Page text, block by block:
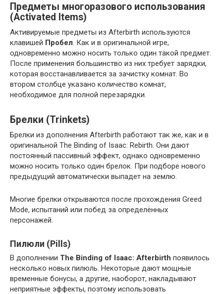
Предметы многоразового использования
(Activated Items)
Активируемые предметы из Afterbirth используются
клавишей Пробел . Как и в оригинальной игре,
одновременно можно носить только один такой предмет.
После применения большинство из них требует зарядки,
которая восстанавливается за зачистку комнат. Во
втором столбце указано количество комнат,
необходимое для полной перезарядки.
Брелки (Trinkets)
Брелки из дополнения Afterbirth работают так же, как и в
оригинальной The Binding of Isaac: Rebirth. Они дают
постоянный пассивный эффект, однако одновременно
можно носить только один брелок. При подборе нового
предыдущий автоматически выпадет на землю.
Многие брелки открываются после прохождения Greed
Mode, испытаний или побед за определённых
персонажей.
Пилюли (Pills)
В дополнении The Binding of Isaac: Afterbirth появилось
несколько новых пилюль. Некоторые дают мощные
временные бонусы, а другие, наоборот, накладывают
неприятные эффекты, поэтому использовать